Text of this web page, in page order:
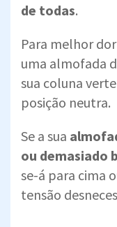
de todas.
Para melhor
uma almofada
sua coluna
posição neutra.
Se a sua
ou demasiado
se-á para cima
tensão